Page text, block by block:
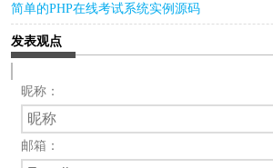
简单的PHP在线考试系统实例源码
发表观点
昵称：
邮箱：